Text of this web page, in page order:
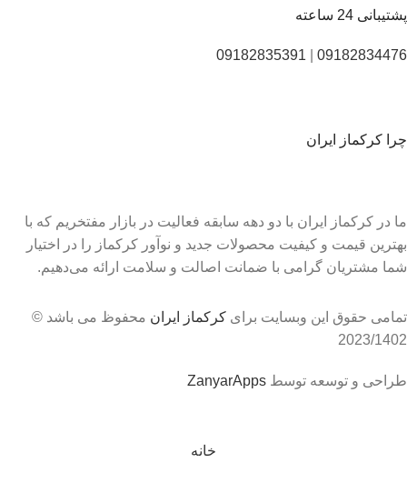
پشتیبانی 24 ساعته
09182834476
09182835391
چرا کرکماز ایران
ما در کرکماز ایران با دو دهه سابقه فعالیت در بازار مفتخریم که با
بهترین قیمت و کیفیت محصولات جدید و نوآور کرکماز را در اختیار
شما مشتریان گرامی با ضمانت اصالت و سلامت ارائه می‌دهیم.
تمامی حقوق این وبسایت برای کرکماز ایران محفوظ می باشد ©
2023/1402
طراحی و توسعه توسط ZanyarApps
خانه